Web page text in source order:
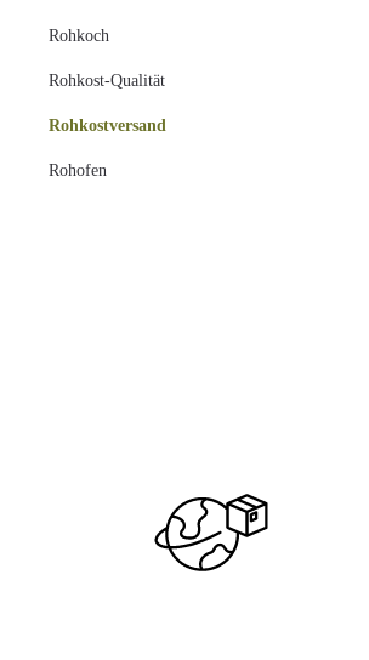
Rohkoch
Rohkost-Qualität
Rohkostversand
Rohofen